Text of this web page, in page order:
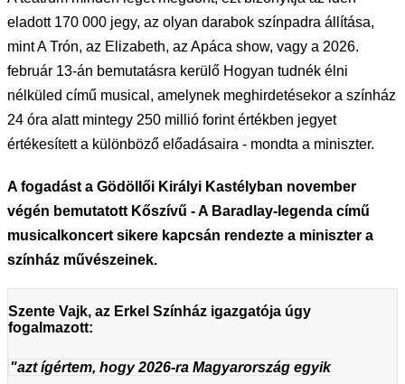
eladott 170 000 jegy, az olyan darabok színpadra állítása,
mint A Trón, az Elizabeth, az Apáca show, vagy a 2026.
február 13-án bemutatásra kerülő Hogyan tudnék élni
nélküled című musical, amelynek meghirdetésekor a színház
24 óra alatt mintegy 250 millió forint értékben jegyet
értékesített a különböző előadásaira - mondta a miniszter.
A fogadást a Gödöllői Királyi Kastélyban november
végén bemutatott Kőszívű - A Baradlay-legenda című
musicalkoncert sikere kapcsán rendezte a miniszter a
színház művészeinek.
Szente Vajk, az Erkel Színház igazgatója úgy
fogalmazott:
"azt ígértem, hogy 2026-ra Magyarország egyik